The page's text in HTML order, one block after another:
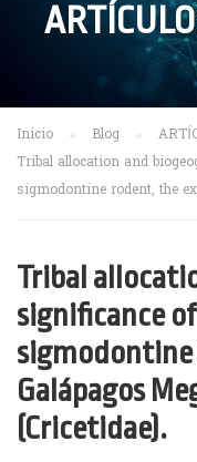
Inicio Blog
Tribal allocation and
sigmodontine rodent, the
Tribal
significance
Galápagos
(Cricetidae).